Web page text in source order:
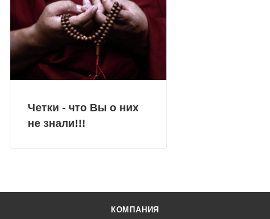
Четки - что Вы о них
не знали!!!
КОМПАНИЯ